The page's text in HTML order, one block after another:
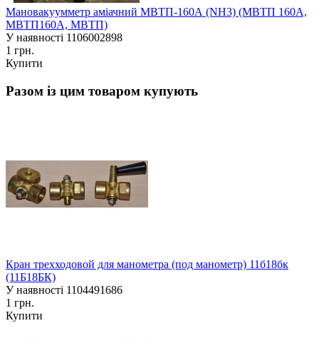
Мановакуумметр аміачний МВТП-160А (NH3) (МВТП 160А,
МВТП160А, МВТП)
У наявності 1106002898
1 грн.
Купити
Разом із цим товаром купують
Кран трехходовой для манометра (под манометр) 11б18бк
(11Б18БК)
У наявності 1104491686
1 грн.
Купити